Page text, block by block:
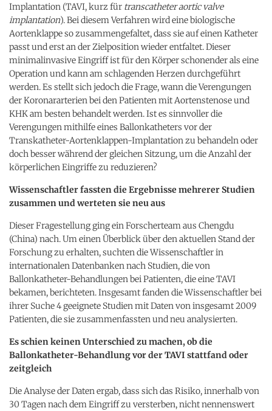
Implantation (TAVI, kurz für transcatheter aortic valve
implantation). Bei diesem Verfahren wird eine biologische
Aortenklappe so zusammengefaltet, dass sie auf einen Katheter
passt und erst an der Zielposition wieder entfaltet. Dieser
minimalinvasive Eingriff ist für den Körper schonender als eine
Operation und kann am schlagenden Herzen durchgeführt
werden. Es stellt sich jedoch die Frage, wann die Verengungen
der Koronararterien bei den Patienten mit Aortenstenose und
KHK am besten behandelt werden. Ist es sinnvoller die
Verengungen mithilfe eines Ballonkatheters vor der
Transkatheter-Aortenklappen-Implantation zu behandeln oder
doch besser während der gleichen Sitzung, um die Anzahl der
körperlichen Eingriffe zu reduzieren?
Wissenschaftler fassten die Ergebnisse mehrerer Studien
zusammen und werteten sie neu aus
Dieser Fragestellung ging ein Forscherteam aus Chengdu
(China) nach. Um einen Überblick über den aktuellen Stand der
Forschung zu erhalten, suchten die Wissenschaftler in
internationalen Datenbanken nach Studien, die von
Ballonkatheter-Behandlungen bei Patienten, die eine TAVI
bekamen, berichteten. Insgesamt fanden die Wissenschaftler bei
ihrer Suche 4 geeignete Studien mit Daten von insgesamt 2009
Patienten, die sie zusammenfassten und neu analysierten.
Es schien keinen Unterschied zu machen, ob die
Ballonkatheter-Behandlung vor der TAVI stattfand oder
zeitgleich
Die Analyse der Daten ergab, dass sich das Risiko, innerhalb von
30 Tagen nach dem Eingriff zu versterben, nicht nennenswert